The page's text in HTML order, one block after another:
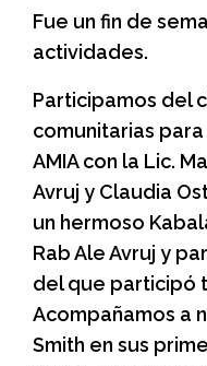
Fue un fin de
actividades.
Participamos del
comunitarias
AMIA con la Lic.
Avruj y Claudia
un hermoso
Rab Ale Avruj y
del que participó
Acompañamos a
Smith en sus